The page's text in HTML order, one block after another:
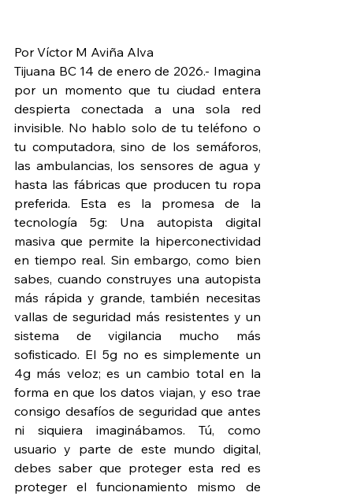
Por Víctor M Aviña Alva
Tijuana BC 14 de enero de 2026.- Imagina
por un momento que tu ciudad entera
despierta conectada a una sola red
invisible. No hablo solo de tu teléfono o
tu computadora, sino de los semáforos,
las ambulancias, los sensores de agua y
hasta las fábricas que producen tu ropa
preferida. Esta es la promesa de la
tecnología 5g: Una autopista digital
masiva que permite la hiperconectividad
en tiempo real. Sin embargo, como bien
sabes, cuando construyes una autopista
más rápida y grande, también necesitas
vallas de seguridad más resistentes y un
sistema de vigilancia mucho más
sofisticado. El 5g no es simplemente un
4g más veloz; es un cambio total en la
forma en que los datos viajan, y eso trae
consigo desafíos de seguridad que antes
ni siquiera imaginábamos. Tú, como
usuario y parte de este mundo digital,
debes saber que proteger esta red es
proteger el funcionamiento mismo de